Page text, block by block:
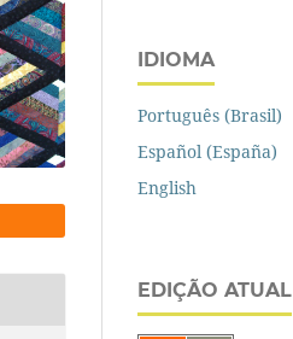
IDIOMA
Português (Brasil)
Español (España)
English
EDIÇÃO ATUAL